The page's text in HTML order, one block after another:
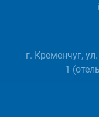
г. Кременчуг,
1